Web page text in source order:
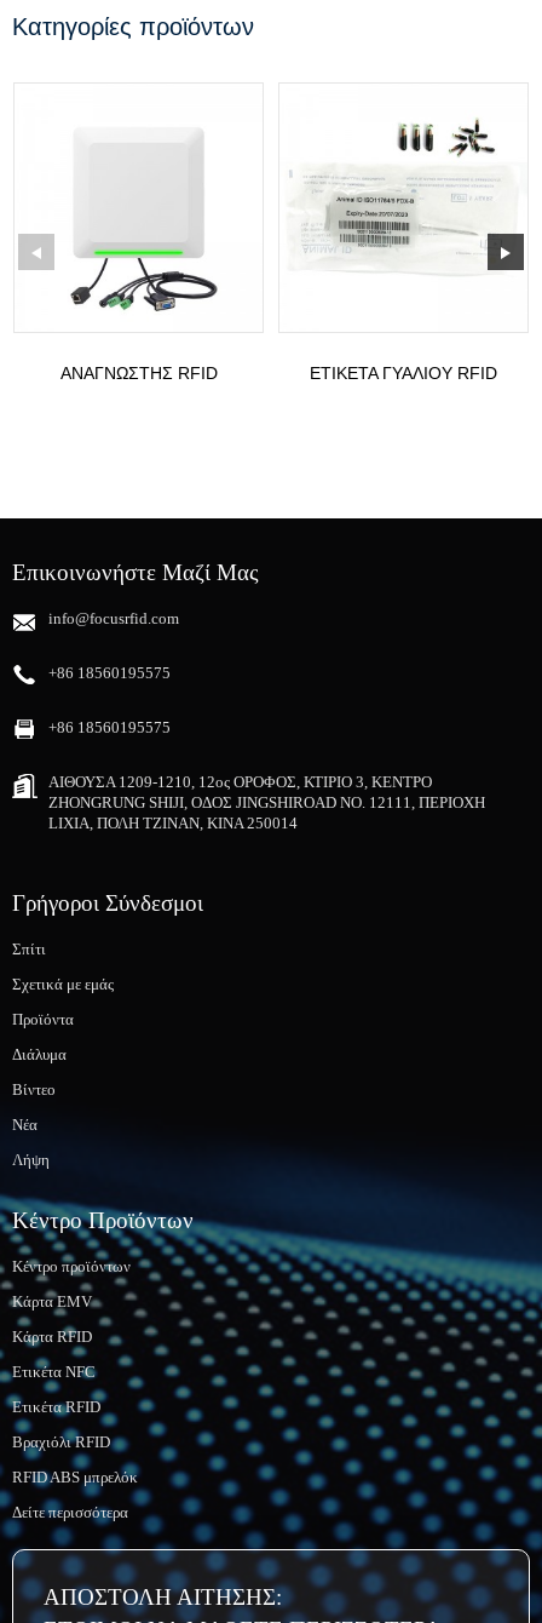
Κατηγορίες προϊόντων
ΑΝΑΓΝΏΣΤΗΣ RFID
ΕΤΙΚΈΤΑ ΓΥΑΛΙΟΎ RFID
Επικοινωνήστε Μαζί Μας
info@focusrfid.com
+86 18560195575
+86 18560195575
ΑΙΘΟΥΣΑ 1209-1210, 12ος ΟΡΟΦΟΣ, ΚΤΙΡΙΟ 3, ΚΕΝΤΡΟ
ZHONGRUNG SHIJI, ΟΔΟΣ JINGSHIROAD NO. 12111, ΠΕΡΙΟΧΗ
LIXIA, ΠΟΛΗ ΤΖΙΝΑΝ, ΚΙΝΑ 250014
Γρήγοροι Σύνδεσμοι
Σπίτι
Σχετικά με εμάς
Προϊόντα
Διάλυμα
Βίντεο
Νέα
Λήψη
Κέντρο Προϊόντων
Κέντρο προϊόντων
Κάρτα EMV
Κάρτα RFID
Ετικέτα NFC
Ετικέτα RFID
Βραχιόλι RFID
RFID ABS μπρελόκ
Δείτε περισσότερα
ΑΠΟΣΤΟΛΗ ΑΙΤΗΣΗΣ: